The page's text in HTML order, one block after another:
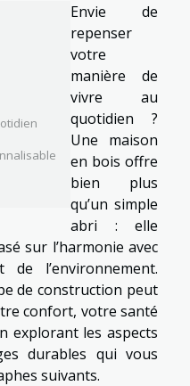
Envie de
repenser
votre
manière de
vivre au
quotidien ?
Une maison
en bois offre
bien plus
qu’un simple
abri : elle
sur l’harmonie avec
l’environnement.
de construction peut
confort, votre santé
explorant les aspects
durables qui vous
suivants.